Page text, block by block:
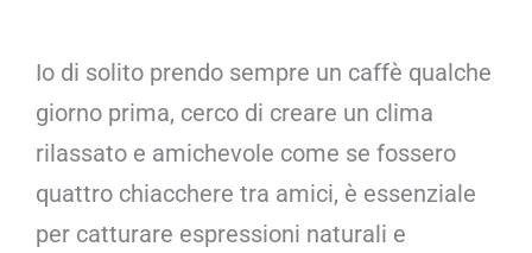
Io di solito prendo sempre un caffè qualche
giorno prima, cerco di creare un clima
rilassato e amichevole come se fossero
quattro chiacchere tra amici, è essenziale
per catturare espressioni naturali e